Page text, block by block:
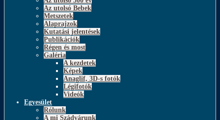
Az utolsó Bebek
Metszetek
Alaprajzok
Kutatási jelentések
Publikációk
Régen és most
Galéria
A kezdetek
Képek
Anaglif, 3D-s fotók
Légifotók
Videók
Egyesület
Rólunk
A mi Szádvárunk